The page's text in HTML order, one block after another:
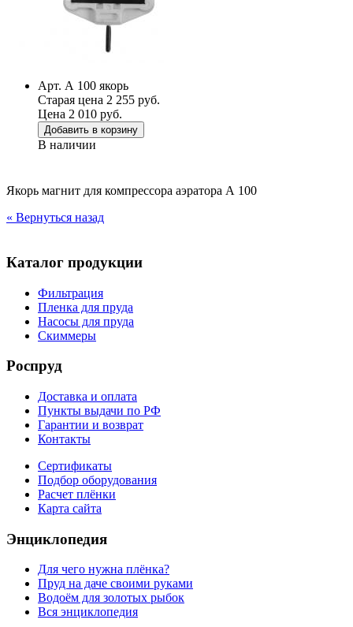
Арт. А 100 якорь
Старая цена 2 255 руб.
Цена 2 010 руб.
Добавить в корзину
В наличии
Якорь магнит для компрессора аэратора А 100
« Вернуться назад
Каталог продукции
Фильтрация
Пленка для пруда
Насосы для пруда
Скиммеры
Роспруд
Доставка и оплата
Пункты выдачи по РФ
Гарантии и возврат
Контакты
Сертификаты
Подбор оборудования
Расчет плёнки
Карта сайта
Энциклопедия
Для чего нужна плёнка?
Пруд на даче своими руками
Водоём для золотых рыбок
Вся энциклопедия